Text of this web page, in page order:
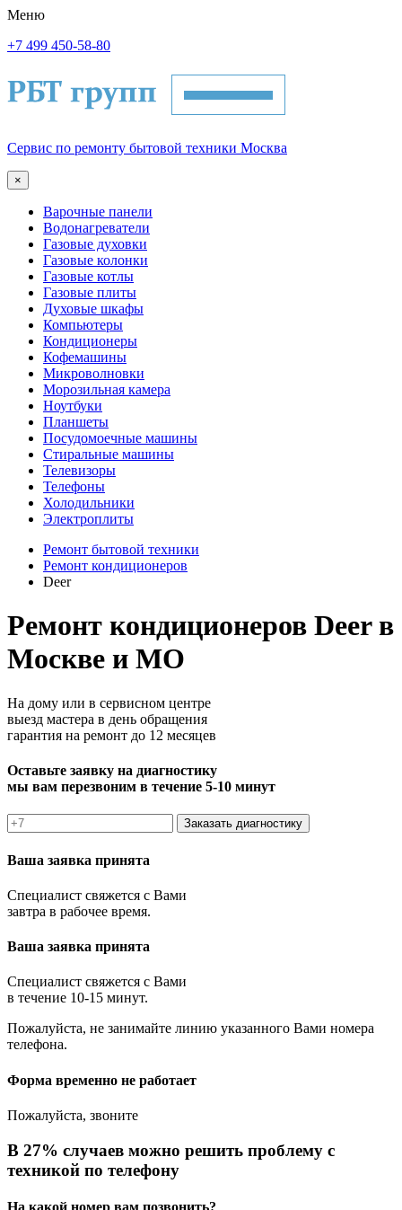
Меню
+7 499 450-58-80
Сервис по ремонту бытовой техники Москва
×
Варочные панели
Водонагреватели
Газовые духовки
Газовые колонки
Газовые котлы
Газовые плиты
Духовые шкафы
Компьютеры
Кондиционеры
Кофемашины
Микроволновки
Морозильная камера
Ноутбуки
Планшеты
Посудомоечные машины
Стиральные машины
Телевизоры
Телефоны
Холодильники
Электроплиты
Ремонт бытовой техники
Ремонт кондиционеров
Deer
Ремонт кондиционеров Deer в
Москве и МО
На дому или в сервисном центре
выезд мастера в день обращения
гарантия на ремонт до 12 месяцев
Оставьте заявку на диагностику
мы вам перезвоним в течение 5-10 минут
Заказать диагностику
Ваша заявка принята
Специалист свяжется с Вами
завтра в рабочее время.
Ваша заявка принята
Специалист свяжется с Вами
в течение 10-15 минут.
Пожалуйста, не занимайте линию указанного Вами номера
телефона.
Форма временно не работает
Пожалуйста, звоните
В 27% случаев можно решить проблему с
техникой по телефону
На какой номер вам позвонить?